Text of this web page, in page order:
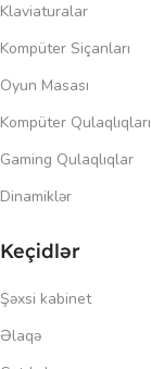
Klaviaturalar
Kompüter Siçanları
Oyun Masası
Kompüter Qulaqlıqları
Gaming Qulaqlıqlar
Dinamiklər
Keçidlər
Şəxsi kabinet
Əlaqə